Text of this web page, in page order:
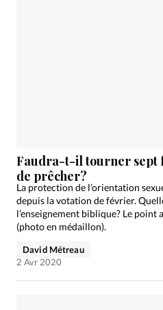
Faudra-t-il tourner sept
de prêcher?
La protection de l’orientation
depuis la votation de février.
l’enseignement biblique? Le
(photo en médaillon).
David Métreau
2 Avr 2020